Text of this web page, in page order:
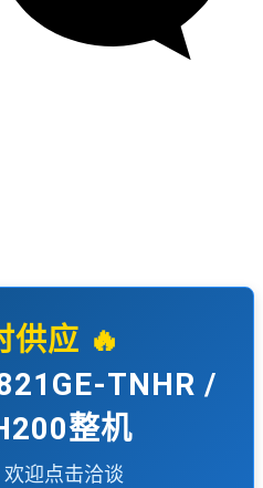
供应 🔥
TNHR /
整机
欢迎点击洽谈